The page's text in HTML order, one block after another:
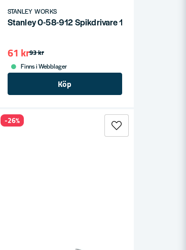
STANLEY WORKS
Stanley 0-58-912 Spikdrivare 1,6mm
93 kr
61 kr
Finns i Webblager
Köp
-26%